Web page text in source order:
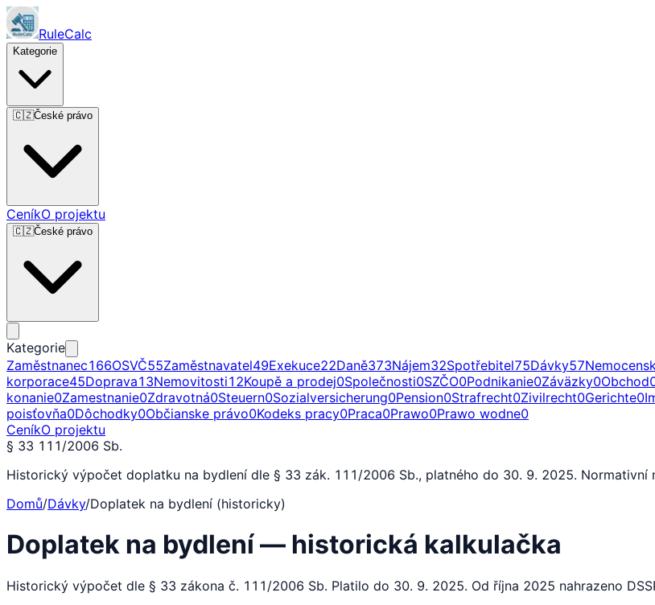
RuleCalc
Kategorie
🇨🇿České právo
CeníkO projektu
🇨🇿České právo
Kategorie
Zaměstnanec166OSVČ55Zaměstnavatel49Exekuce22Daně373Nájem32Spotřebitel75Dávky57
korporace45Doprava13Nemovitosti12Koupě a prodej0Společnosti0SZČO0Podnikanie0Záväzky0Obchod
konanie0Zamestnanie0Zdravotná0Steuern0Sozialversicherung0Pension0Strafrecht0Zivilrecht0Gerichte0
poisťovňa0Dôchodky0Občianske právo0Kodeks pracy0Praca0Prawo0Prawo wodne0
CeníkO projektu
§ 33 111/2006 Sb.
Historický výpočet doplatku na bydlení dle § 33 zák. 111/2006 Sb., platného do 30. 9. 2025. Normativní
Domů/Dávky/Doplatek na bydlení (historicky)
Doplatek na bydlení — historická kalkulačka
Historický výpočet dle § 33 zákona č. 111/2006 Sb. Platilo do 30. 9. 2025. Od října 2025 nahrazeno